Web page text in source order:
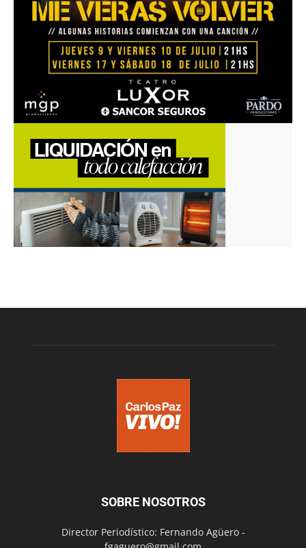
SOBRE NOSOTROS
Director Periodístico: Fernando Agüero -